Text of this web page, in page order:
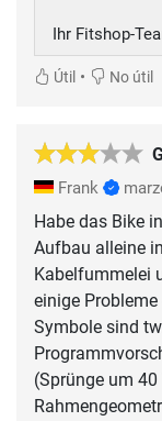
Ihr Fitshop-
Útil • No útil
Frank
Habe das Bike
Aufbau alleine
Kabelfummelei
einige
Symbole sind
(Sprünge um